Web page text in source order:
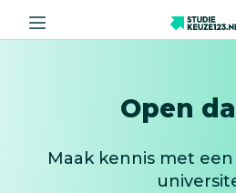
Open
Maak kennis met